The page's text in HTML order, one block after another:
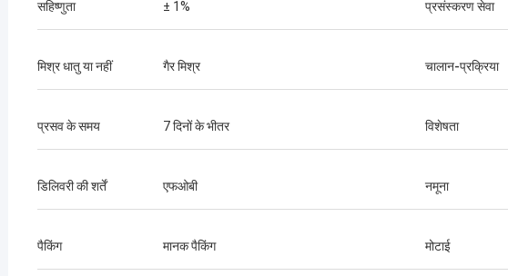
प्रतिस्पर्धी कीमतों पर लगातार उच्च गुणवत्ता वाले इस्पात.
समय पर पहुंचे. महान
सहिष्णुता ± 1% प्रसंस्करण सेवा
मिश्र धातु या नहीं गैर मिश्र चालान-प्रक्रिया
प्रसव के समय 7 दिनों के भीतर विशेषता
डिलिवरी की शर्तें एफओबी नमूना
पैकिंग मानक पैकिंग मोटाई